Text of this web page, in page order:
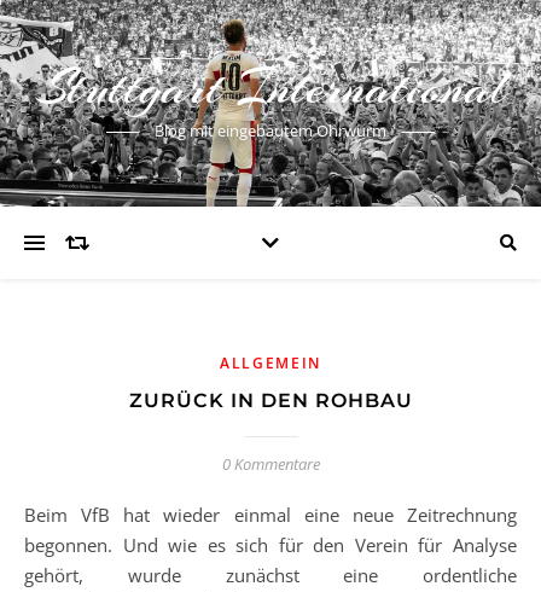
Stuttgart International
Blog mit eingebautem Ohrwurm
ALLGEMEIN
ZURÜCK IN DEN ROHBAU
0 Kommentare
Beim VfB hat wieder einmal eine neue Zeitrechnung
begonnen. Und wie es sich für den Verein für Analyse
gehört, wurde zunächst eine ordentliche